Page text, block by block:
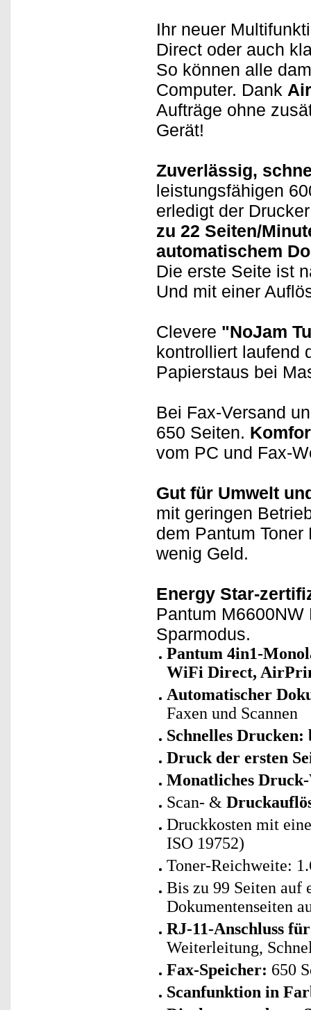
Ihr neuer
Direct oder auch
So können alle
Computer. Dank
Aufträge ohne
Gerät!
Zuverlässig,
leistungsfähigen
erledigt der
zu 22 Seiten/
automatischem
Die erste Seite ist
Und mit einer
Clevere "NoJam
kontrolliert laufend
Papierstaus bei
Bei Fax-Versand
650 Seiten.
vom PC und Fax-
Gut für Umwelt
mit geringen
dem Pantum
wenig Geld.
Energy Star-
Pantum
Sparmodus.
Pantum 4in1-
WiFi Direct,
Automatischer
Faxen und Scannen
Schnelles Drucken:
Druck der ersten
Monatliches Druck-
Scan- &
Druckkosten mit
ISO 19752)
Toner-Reichweite:
Bis zu 99 Seiten auf
Dokumentenseiten
RJ-11-Anschluss
Weiterleitung,
Fax-Speicher: 650
Scanfunktion in